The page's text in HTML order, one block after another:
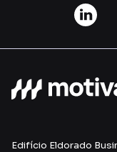
Edifício Eldorado